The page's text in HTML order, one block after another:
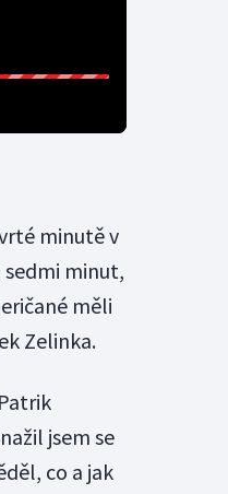
minutě v
sedmi minut,
měli
Zelinka.
jsem se
co a jak